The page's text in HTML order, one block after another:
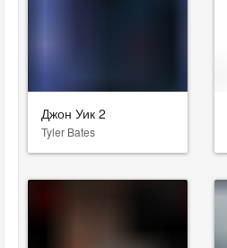
Джон Уик 2
Tyler Bates